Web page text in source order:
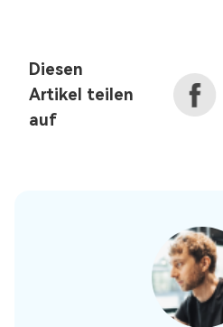
Diesen
Artikel teilen
auf